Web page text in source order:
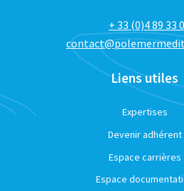
+ 33 (0)4 89 33
Liens utiles
Expertises
Devenir adhérent
Espace carrières
Espace